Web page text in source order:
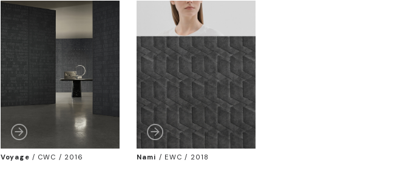
Voyage / CWC / 2016 Nami / EWC / 2018